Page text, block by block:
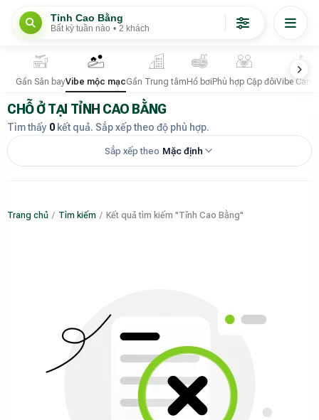
Tỉnh Cao Bằng
Bất kỳ tuần nào • 2 khách
Gần Sân bayVibe mộc mạcGần Trung tâm Hồ bơi Phù hợp Cặp đôiVibe
CHỖ Ở TẠI TỈNH CAO BẰNG
Tìm thấy 0 kết quả. Sắp xếp theo độ phù hợp.
Sắp xếp theo Mặc định
Trang chủ / Tìm kiếm / Kết quả tìm kiếm "Tỉnh Cao Bằng"